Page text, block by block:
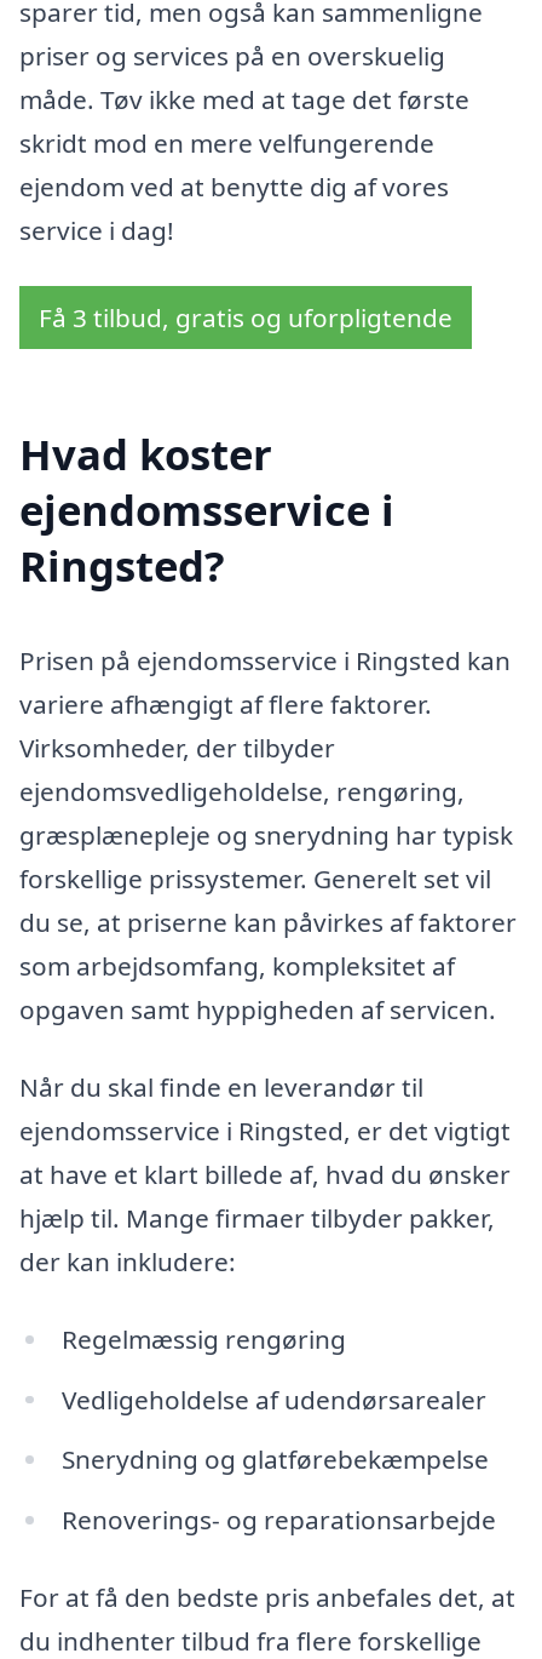
sparer tid, men også kan sammenligne
priser og services på en overskuelig
måde. Tøv ikke med at tage det første
skridt mod en mere velfungerende
ejendom ved at benytte dig af vores
service i dag!
Få 3 tilbud, gratis og uforpligtende
Hvad koster
ejendomsservice i
Ringsted?
Prisen på ejendomsservice i Ringsted kan
variere afhængigt af flere faktorer.
Virksomheder, der tilbyder
ejendomsvedligeholdelse, rengøring,
græsplænepleje og snerydning har typisk
forskellige prissystemer. Generelt set vil
du se, at priserne kan påvirkes af faktorer
som arbejdsomfang, kompleksitet af
opgaven samt hyppigheden af servicen.
Når du skal finde en leverandør til
ejendomsservice i Ringsted, er det vigtigt
at have et klart billede af, hvad du ønsker
hjælp til. Mange firmaer tilbyder pakker,
der kan inkludere:
Regelmæssig rengøring
Vedligeholdelse af udendørsarealer
Snerydning og glatførebekæmpelse
Renoverings- og reparationsarbejde
For at få den bedste pris anbefales det, at
du indhenter tilbud fra flere forskellige